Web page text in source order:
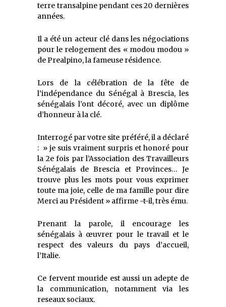
terre transalpine pendant ces 20 dernières
années.
Il a été un acteur clé dans les négociations
pour le relogement des « modou modou »
de Prealpino, la fameuse résidence.
Lors de la célébration de la fête de
l’indépendance du Sénégal à Brescia, les
sénégalais l’ont décoré, avec un diplôme
d’honneur à la clé.
Interrogé par votre site préféré, il a déclaré
: » je suis vraiment surpris et honoré pour
la 2e fois par l’Association des Travailleurs
Sénégalais de Brescia et Provinces… Je
trouve plus les mots pour vous exprimer
toute ma joie, celle de ma famille pour dire
Merci au Président » affirme -t-il, très ému.
Prenant la parole, il encourage les
sénégalais à œuvrer pour le travail et le
respect des valeurs du pays d’accueil,
l’Italie.
Ce fervent mouride est aussi un adepte de
la communication, notamment via les
reseaux sociaux.